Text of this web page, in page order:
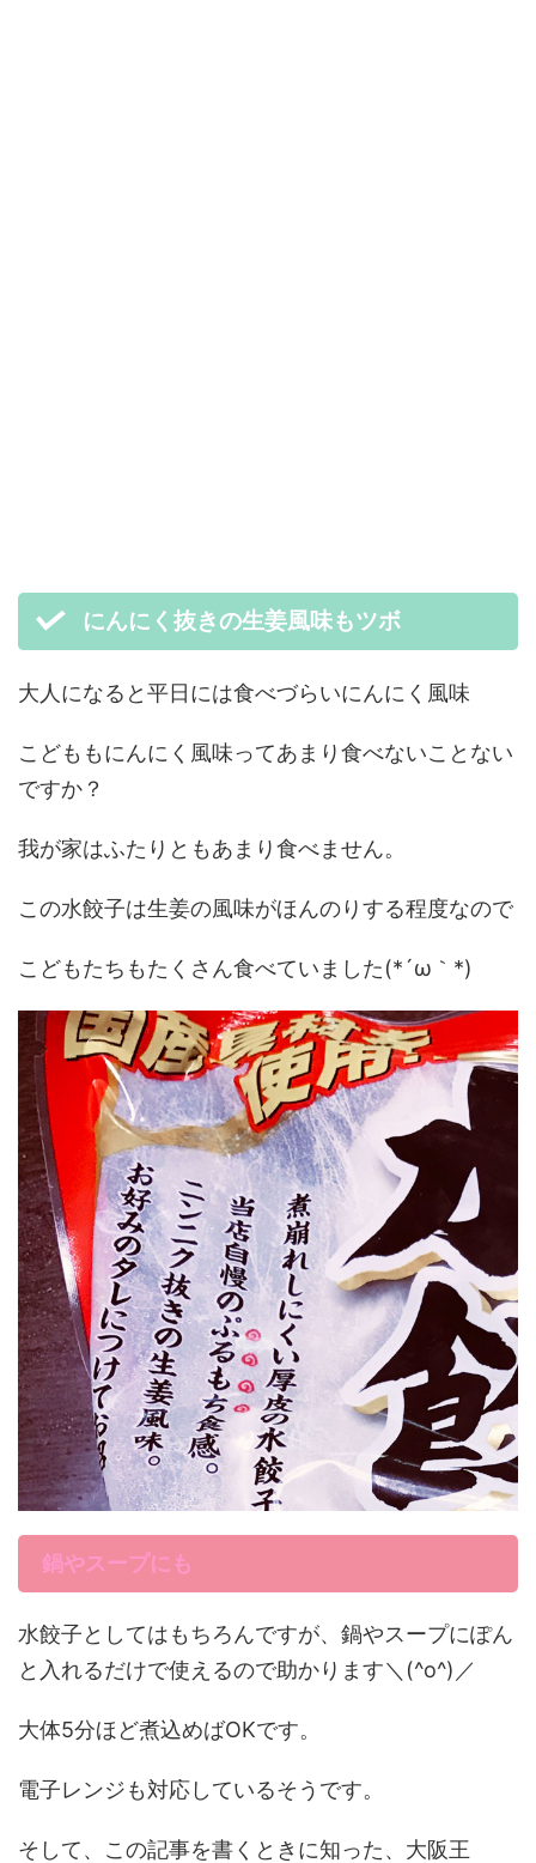
にんにく抜きの生姜風味もツボ
大人になると平日には食べづらいにんにく風味
こどももにんにく風味ってあまり食べないことない
ですか？
我が家はふたりともあまり食べません。
この水餃子は生姜の風味がほんのりする程度なので
こどもたちもたくさん食べていました(*´ω｀*)
鍋やスープにも
水餃子としてはもちろんですが、鍋やスープにぽん
と入れるだけで使えるので助かります＼(^o^)／
大体5分ほど煮込めばOKです。
電子レンジも対応しているそうです。
そして、この記事を書くときに知った、大阪王